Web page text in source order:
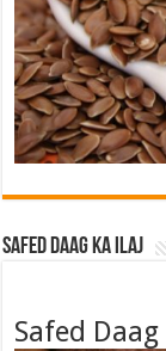
Safed Daag ka ilaj
Safed